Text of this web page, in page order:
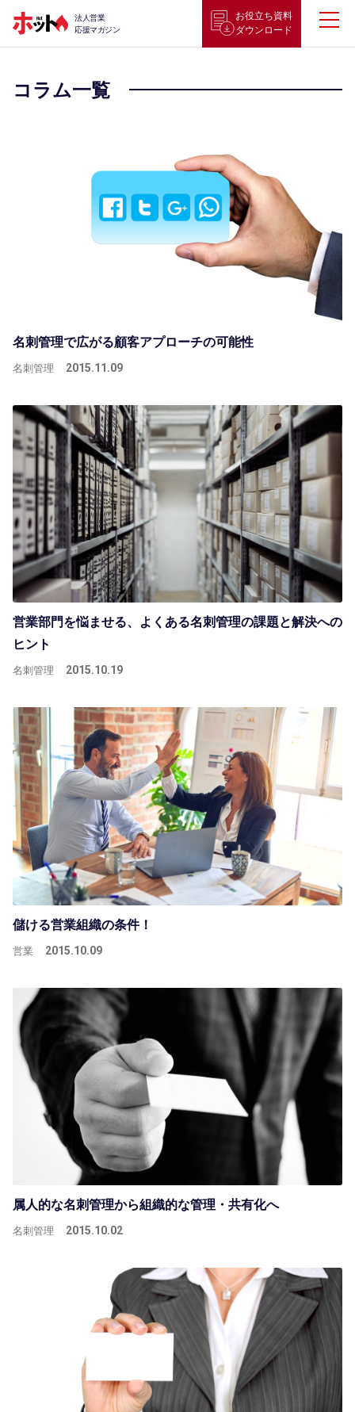
法人営業
応援マガジン
お役立ち資料
ダウンロード
コラム一覧
名刺管理で広がる顧客アプローチの可能性
名刺管理 2015.11.09
営業部門を悩ませる、よくある名刺管理の課題と解決への
ヒント
名刺管理 2015.10.19
儲ける営業組織の条件！
営業 2015.10.09
属人的な名刺管理から組織的な管理・共有化へ
名刺管理 2015.10.02